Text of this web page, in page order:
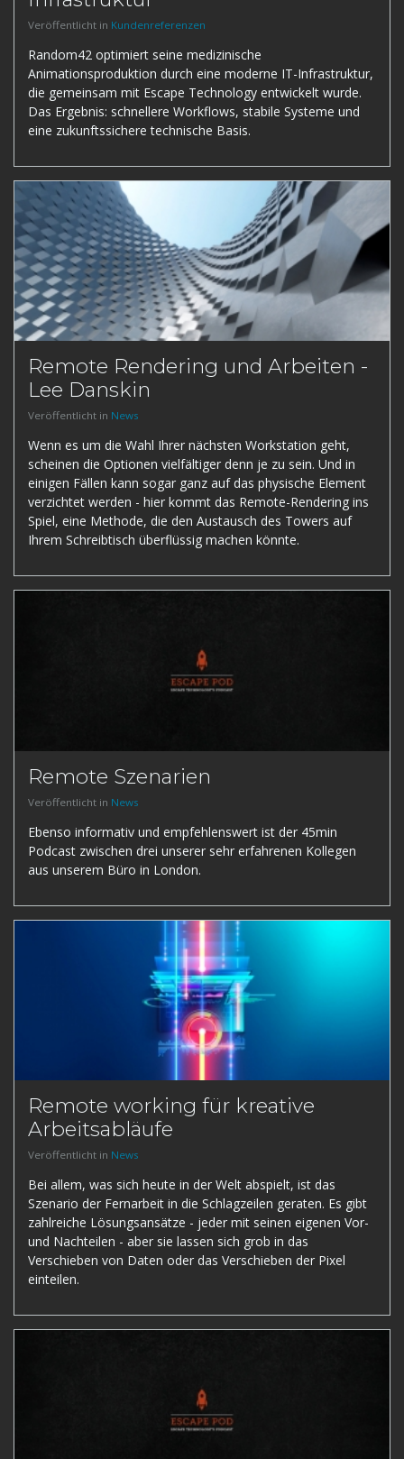
Veröffentlicht in Kundenreferenzen
Random42 optimiert seine medizinische
Animationsproduktion durch eine moderne IT-Infrastruktur,
die gemeinsam mit Escape Technology entwickelt wurde.
Das Ergebnis: schnellere Workflows, stabile Systeme und
eine zukunftssichere technische Basis.
Remote Rendering und Arbeiten -
Lee Danskin
Veröffentlicht in News
Wenn es um die Wahl Ihrer nächsten Workstation geht,
scheinen die Optionen vielfältiger denn je zu sein. Und in
einigen Fällen kann sogar ganz auf das physische Element
verzichtet werden - hier kommt das Remote-Rendering ins
Spiel, eine Methode, die den Austausch des Towers auf
Ihrem Schreibtisch überflüssig machen könnte.
Remote Szenarien
Veröffentlicht in News
Ebenso informativ und empfehlenswert ist der 45min
Podcast zwischen drei unserer sehr erfahrenen Kollegen
aus unserem Büro in London.
Remote working für kreative
Arbeitsabläufe
Veröffentlicht in News
Bei allem, was sich heute in der Welt abspielt, ist das
Szenario der Fernarbeit in die Schlagzeilen geraten. Es gibt
zahlreiche Lösungsansätze - jeder mit seinen eigenen Vor-
und Nachteilen - aber sie lassen sich grob in das
Verschieben von Daten oder das Verschieben der Pixel
einteilen.